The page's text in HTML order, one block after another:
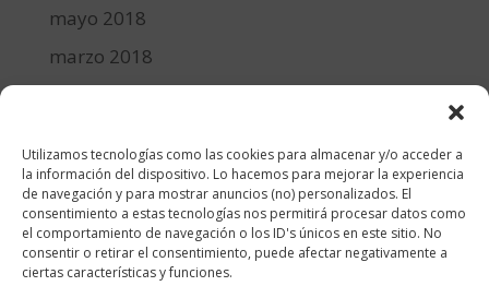
Utilizamos tecnologías como las cookies para almacenar y/o acceder a
la información del dispositivo. Lo hacemos para mejorar la experiencia
de navegación y para mostrar anuncios (no) personalizados. El
consentimiento a estas tecnologías nos permitirá procesar datos como
el comportamiento de navegación o los ID's únicos en este sitio. No
consentir o retirar el consentimiento, puede afectar negativamente a
ciertas características y funciones.
mayo 2018
marzo 2018
diciembre 2017
Categorías
cocina y recetas